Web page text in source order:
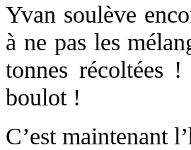
Yvan soulève
à ne pas les
tonnes récoltées
boulot !
C’est maintenant